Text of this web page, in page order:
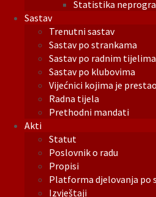
Statistika
Sastav
Trenutni sastav
Sastav po strankama
Sastav po radnim tijelima
Sastav po klubovima
Vijećnici kojima je
Radna tijela
Prethodni mandati
Akti
Statut
Poslovnik o radu
Propisi
Platforma djelovanja po
Izvještaji